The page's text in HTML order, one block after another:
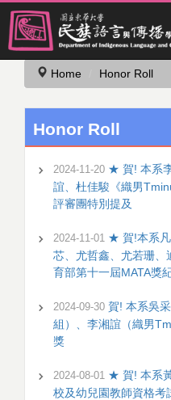
content
block
Home Honor Roll
Honor Roll
2024-11-20 ★ 賀! 本系
誼、杜佳駿《織男
評審團特別提及
2024-11-01 ★ 賀!本系凡
芯、尤哲鑫、尤若珊、
育部第十一屆MATA獎
2024-09-30 賀! 本系吳
組）、李湘誼（織男
獎
2024-08-01 ★ 賀! 本系
校及幼兒園教師資格考